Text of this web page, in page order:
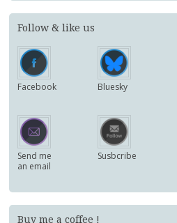
Follow & like us
Facebook Bluesky
Send me
an email
Susbcribe
Buy me a coffee !